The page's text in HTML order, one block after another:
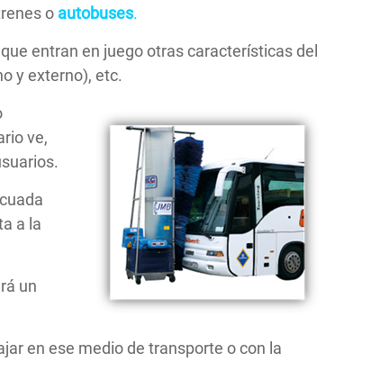
o autobuses.
entran en juego otras características del
y externo), etc.
ve,
a la
un
en ese medio de transporte o con la